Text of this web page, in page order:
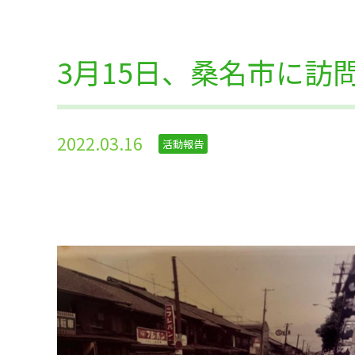
3月15日、桑名市に訪
2022.03.16 活動報告